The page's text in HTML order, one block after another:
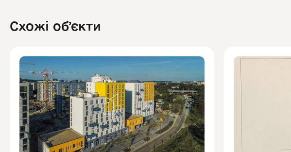
Схожі обʼєкти